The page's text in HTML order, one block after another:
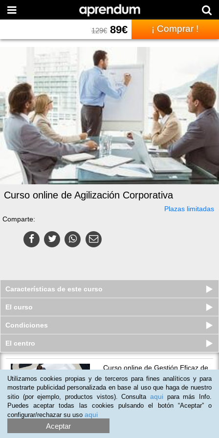
129€89€ ¡ Comprar !
Curso online de Agilización Corporativa
Plazas limitadas
Comparte:
Características de este curso
El curso
Condiciones
El centro
Curso online de Gestión Eficaz de
Reuniones
Plazas limitadas
€ 10€
Utilizamos cookies propias y de terceros para fines analíticos y para
mostrarte publicidad personalizada en base al uso que haga de nuestro
sitio (por ejemplo, productos vistos). Consulta aqui para más Info.
Puedes aceptar todas las cookies pulsando el botón “Aceptar” o
configurar/rechazar su uso aqui
Aceptar